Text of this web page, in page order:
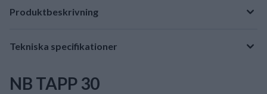
Produktbeskrivning
Tekniska specifikationer
NB TAPP 30